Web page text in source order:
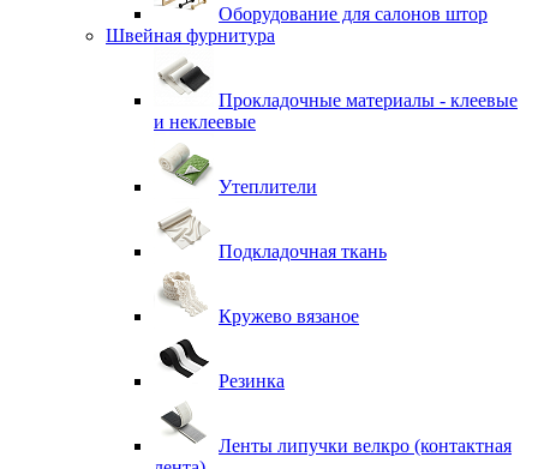
Оборудование для салонов штор
Швейная фурнитура
Прокладочные материалы - клеевые
и неклеевые
Утеплители
Подкладочная ткань
Кружево вязаное
Резинка
Ленты липучки велкро (контактная